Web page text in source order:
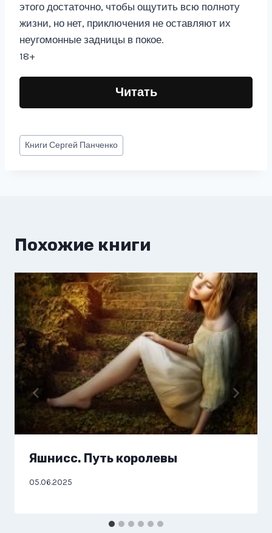
этого достаточно, чтобы ощутить всю полноту
жизни, но нет, приключения не оставляют их
неугомонные задницы в покое.
18+
Читать
Метки
записи:
КнигиСергей Панченко
Похожие книги
Яшнисс. Путь королевы
05.06.2025